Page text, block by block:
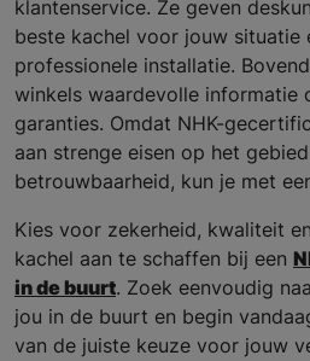
klantenservice. Ze geven
beste kachel voor jouw situatie
professionele installatie.
winkels waardevolle informatie
garanties. Omdat NHK-
aan strenge eisen op het
betrouwbaarheid, kun je met
Kies voor zekerheid, kwaliteit
kachel aan te schaffen bij een
in de buurt. Zoek eenvoudig
jou in de buurt en begin
van de juiste keuze voor jouw